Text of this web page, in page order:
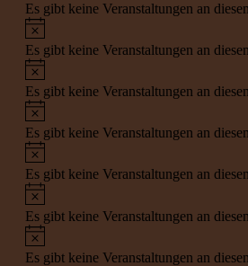
Es gibt keine Veranstaltungen an
Hinweis
Es gibt keine Veranstaltungen an
Hinweis
Es gibt keine Veranstaltungen an
Hinweis
Es gibt keine Veranstaltungen an
Hinweis
Es gibt keine Veranstaltungen an
Hinweis
Es gibt keine Veranstaltungen an
Hinweis
Es gibt keine Veranstaltungen an